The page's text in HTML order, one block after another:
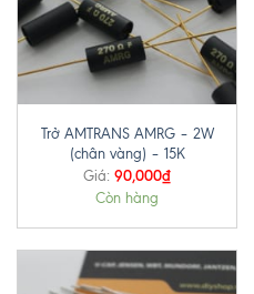
Trở AMTRANS AMRG – 2W
(chân vàng) – 15K
Giá: 90,000₫
Còn hàng